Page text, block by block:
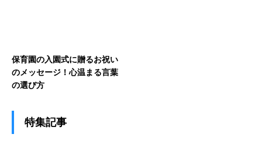
保育園の入園式に贈るお祝い
のメッセージ！心温まる言葉
の選び方
特集記事